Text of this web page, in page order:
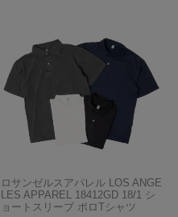
ロサンゼルスアパレル LOS ANGE
LES APPAREL 18412GD 18/1 シ
ョートスリーブ ポロTシャツ